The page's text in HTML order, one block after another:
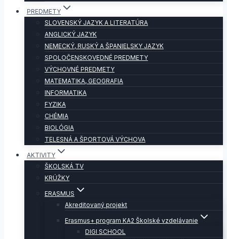
PREDMETY
SLOVENSKÝ JAZYK A LITERATÚRA
ANGLICKÝ JAZYK
NEMECKÝ, RUSKÝ A ŠPANIELSKY JAZYK
SPOLOČENSKOVEDNÉ PREDMETY
VÝCHOVNÉ PREDMETY
MATEMATIKA, GEOGRAFIA
INFORMATIKA
FYZIKA
CHÉMIA
BIOLÓGIA
TELESNÁ A ŠPORTOVÁ VÝCHOVA
AKTIVITY
ŠKOLSKÁ TV
KRÚŽKY
ERASMUS
Akreditovaný projekt
Erasmus+ program KA2 Školské vzdelávanie
DIGI SCHOOL